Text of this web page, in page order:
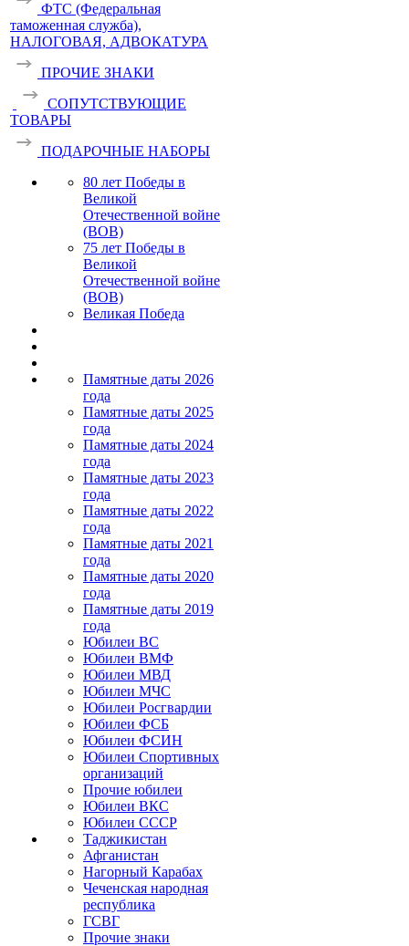
ФТС (Федеральная
таможенная служба),
НАЛОГОВАЯ, АДВОКАТУРА
ПРОЧИЕ ЗНАКИ
СОПУТСТВУЮЩИЕ
ТОВАРЫ
ПОДАРОЧНЫЕ НАБОРЫ
80 лет Победы в
Великой
Отечественной войне
(ВОВ)
75 лет Победы в
Великой
Отечественной войне
(ВОВ)
Великая Победа
Памятные даты 2026
года
Памятные даты 2025
года
Памятные даты 2024
года
Памятные даты 2023
года
Памятные даты 2022
года
Памятные даты 2021
года
Памятные даты 2020
года
Памятные даты 2019
года
Юбилеи ВС
Юбилеи ВМФ
Юбилеи МВД
Юбилеи МЧС
Юбилеи Росгвардии
Юбилеи ФСБ
Юбилеи ФСИН
Юбилеи Спортивных
организаций
Прочие юбилеи
Юбилеи ВКС
Юбилеи СССР
Таджикистан
Афганистан
Нагорный Карабах
Чеченская народная
республика
ГСВГ
Прочие знаки